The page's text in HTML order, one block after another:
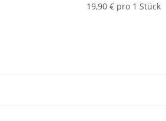
19,90 € pro 1 Stück